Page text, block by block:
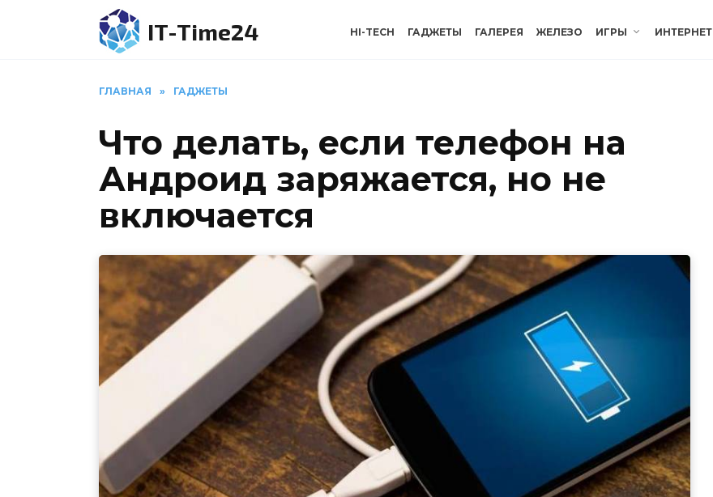
IT-Time24 HI-TECH ГАДЖЕТЫ ГАЛЕРЕЯ ЖЕЛЕЗО ИГРЫ ИНТЕРНЕТ
ГЛАВНАЯ » ГАДЖЕТЫ
Что делать, если телефон на
Андроид заряжается, но не
включается